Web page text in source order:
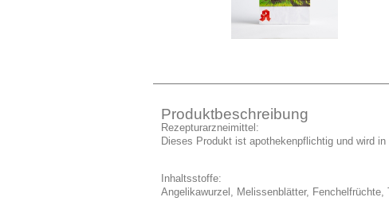
Produktbeschreibung
Rezepturarzneimittel:
Dieses Produkt ist apothekenpflichtig und wird
Inhaltsstoffe:
Angelikawurzel, Melissenblätter,